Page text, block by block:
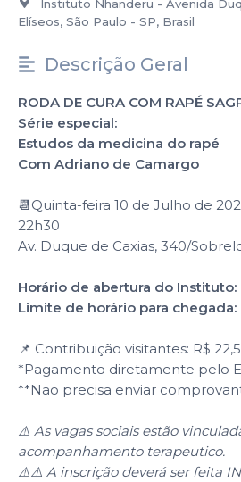
Instituto Nhanderu - Avenida
Elíseos, São Paulo - SP, Brasil
Descrição Geral
RODA DE CURA COM RAPÉ
Série especial:
Estudos da medicina do rapé
Com Adriano de Camargo
📆Quinta-feira 10 de Julho de
22h30
Av. Duque de Caxias, 340/
Horário de abertura do Instituto:
Limite de horário para chegada:
📌 Contribuição visitantes: R$
*Pagamento diretamente pelo
**Nao precisa enviar
⚠️ As vagas sociais estão
acompanhamento terapeutico.
⚠️⚠️ A inscrição deverá ser feita